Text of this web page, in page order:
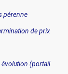
pérenne
de prix
évolution (portail